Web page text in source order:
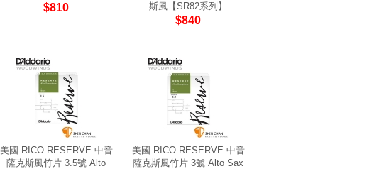
$810
斯風【SR82系列】
$840
美國 RICO RESERVE 中音
薩克斯風竹片 3.5號 Alto
美國 RICO RESERVE 中音
薩克斯風竹片 3號 Alto Sax